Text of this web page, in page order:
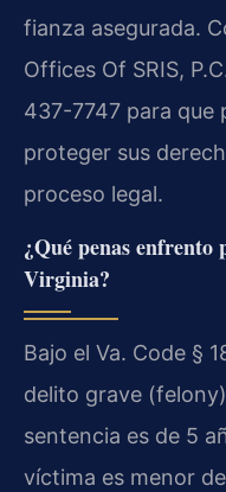
fianza asegurada.
Offices Of SRIS,
437-7747 para que
proteger sus
proceso legal.
¿Qué penas
Virginia?
Bajo el Va. Code §
delito grave
sentencia es de 5
víctima es menor